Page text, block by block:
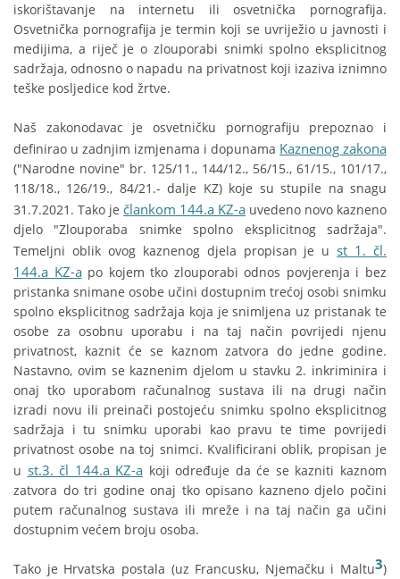
iskorištavanje na internetu ili osvetnička pornografija.
Osvetnička pornografija je termin koji se uvriježio u javnosti i
medijima, a riječ je o zlouporabi snimki spolno eksplicitnog
sadržaja, odnosno o napadu na privatnost koji izaziva iznimno
teške posljedice kod žrtve.
Naš zakonodavac je osvetničku pornografiju prepoznao i
definirao u zadnjim izmjenama i dopunama Kaznenog zakona
("Narodne novine" br. 125/11., 144/12., 56/15., 61/15., 101/17.,
118/18., 126/19., 84/21.- dalje KZ) koje su stupile na snagu
31.7.2021. Tako je člankom 144.a KZ-a uvedeno novo kazneno
djelo "Zlouporaba snimke spolno eksplicitnog sadržaja".
Temeljni oblik ovog kaznenog djela propisan je ust 1. čl.
144.a KZ-apo kojem tko zlouporabi odnos povjerenja i bez
pristanka snimane osobe učini dostupnim trećoj osobi snimku
spolno eksplicitnog sadržaja koja je snimljena uz pristanak te
osobe za osobnu uporabu i na taj način povrijedi njenu
privatnost, kaznit će se kaznom zatvora do jedne godine.
Nastavno, ovim se kaznenim djelom u stavku 2. inkriminira i
onaj tko uporabom računalnog sustava ili na drugi način
izradi novu ili preinači postojeću snimku spolno eksplicitnog
sadržaja i tu snimku uporabi kao pravu te time povrijedi
privatnost osobe na toj snimci. Kvalificirani oblik, propisan je
u st.3. čl 144.a KZ-a koji određuje da će se kazniti kaznom
zatvora do tri godine onaj tko opisano kazneno djelo počini
putem računalnog sustava ili mreže i na taj način ga učini
dostupnim većem broju osoba.
Tako je Hrvatska postala (uz Francusku, Njemačku i Maltu3)